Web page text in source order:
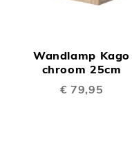
Wandlamp Kago
chroom 25cm
€ 79,95